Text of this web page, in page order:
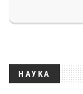
НАУКА